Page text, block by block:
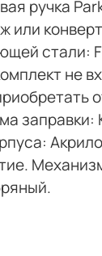
ручка
или
стали:
не